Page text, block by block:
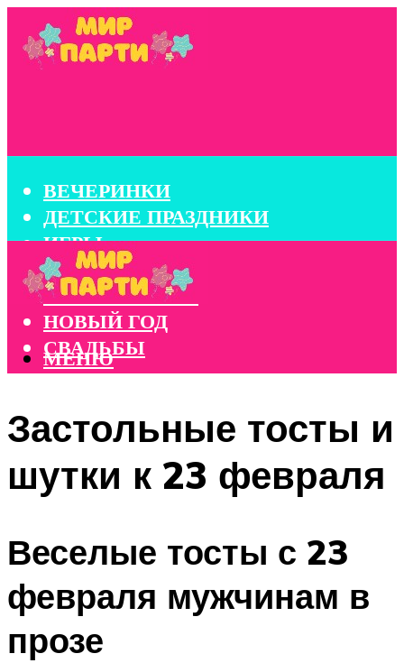
ВЕЧЕРИНКИ
ДЕТСКИЕ ПРАЗДНИКИ
ИГРЫ
КОНКУРСЫ
КОРПОРАТИВЫ
НОВЫЙ ГОД
СВАДЬБЫ
МЕНЮ
Застольные тосты и
шутки к 23 февраля
Веселые тосты с 23
февраля мужчинам в
прозе